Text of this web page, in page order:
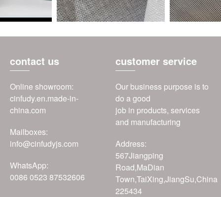
contact us
Online showroom:
cinfudy.en.made-in-
china.com
Mailboxes:
info@cinfudyjs.com
WhatsApp:
0086 0523 87532606
customer service
Our business purpose is to
do a good
job in products, services
and manufacturing
Address:
567Jiangping
Road,MaDian
Town,TaiXing,JiangSu,China
225434